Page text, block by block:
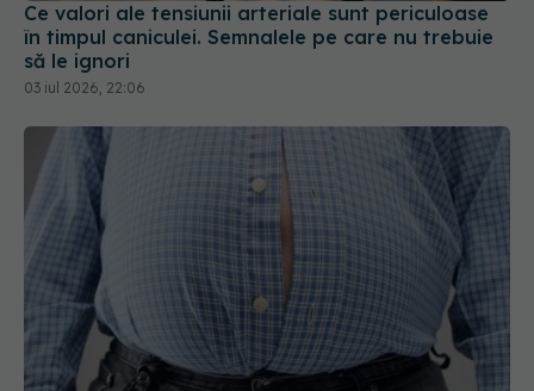
Ce valori ale tensiunii arteriale sunt periculoase
în timpul caniculei. Semnalele pe care nu trebuie
să le ignori
03 iul 2026, 22:06